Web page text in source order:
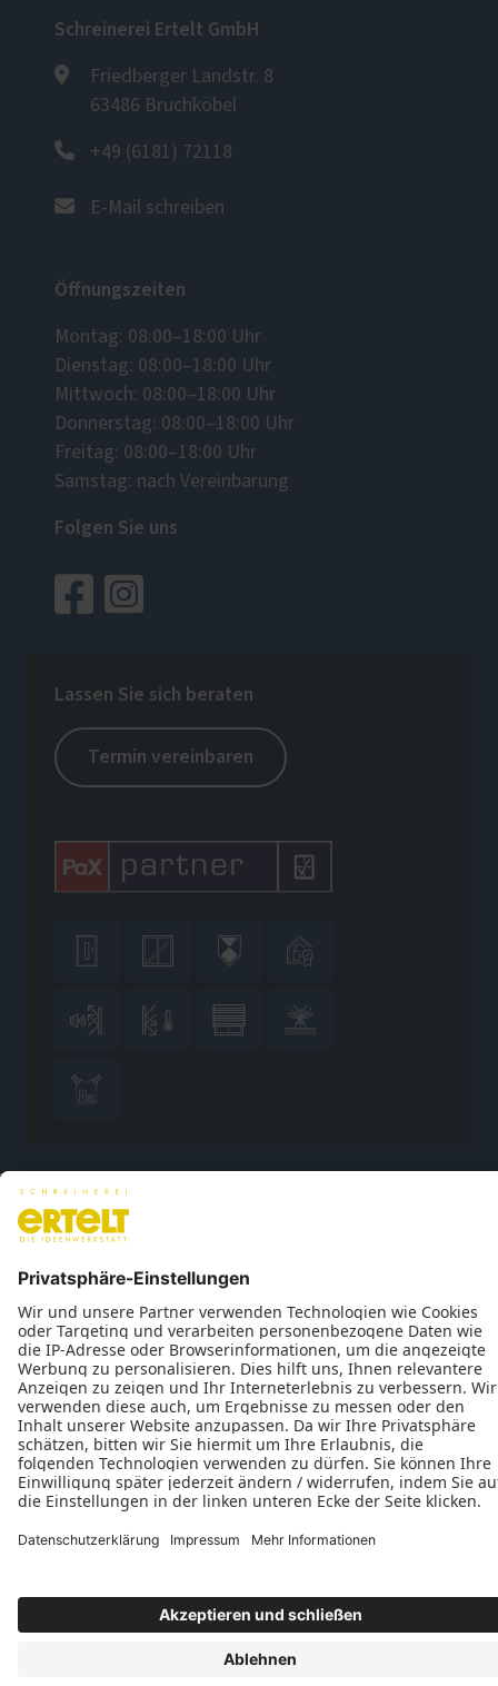
Schreinerei Ertelt GmbH
Friedberger Landstr. 8
63486 Bruchköbel
+49 (6181) 72118
E-Mail schreiben
Öffnungszeiten
Montag: 08:00–18:00 Uhr
Dienstag: 08:00–18:00 Uhr
Mittwoch: 08:00–18:00 Uhr
Donnerstag: 08:00–18:00 Uhr
Freitag: 08:00–18:00 Uhr
Samstag: nach Vereinbarung
Folgen Sie uns
Lassen Sie sich beraten
Termin vereinbaren
   
   

Datenschutz
Schreinerei Ertelt GmbH © 2026